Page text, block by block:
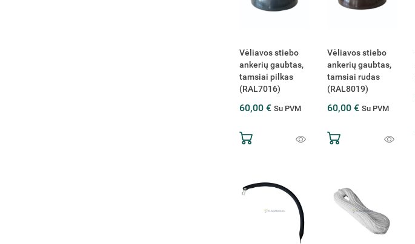
Vėliavos stiebo
ankerių gaubtas,
tamsiai pilkas
(RAL7016)
60,00 € Su PVM
Vėliavos stiebo
ankerių gaubtas,
tamsiai rudas
(RAL8019)
60,00 €Su PVM